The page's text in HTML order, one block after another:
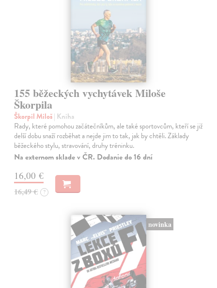
155 běžeckých vychytávek Miloše
Škorpila
Škorpil Miloš| Kniha
Rady, které pomohou začátečníkům, ale také sportovcům, kteří se již
delší dobu snaží rozběhat a nejde jim to tak, jak by chtěli. Základy
běžeckého stylu, stravování, druhy tréninku.
Na externom sklade v ČR. Dodanie do 16 dní
16,00 €
16,49 € ?
novinka